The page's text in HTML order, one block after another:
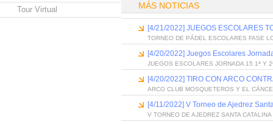
Tour Virtual
MÁS NOTICIAS
[4/21/2022] JUEGOS ESCOLARES
TORNEO DE PÁDEL ESCOLARES FASE
[4/20/2022] Juegos Escolares
JUEGOS ESCOLARES JORNADA 15 1ª Y
[4/20/2022] TIRO CON ARCO
ARCO CLUB MOSQUETEROS Y EL
[4/11/2022] V Torneo de Ajedrez
V TORNEO DE AJEDREZ SANTA CATALINA